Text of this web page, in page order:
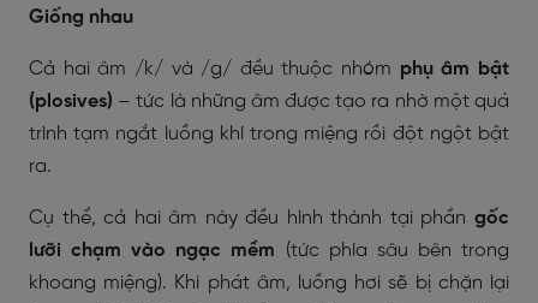
Giống nhau
Cả hai âm /k/ và /g/ đều thuộc nhóm phụ âm bật
(plosives) – tức là những âm được tạo ra nhờ một quá
trình tạm ngắt luồng khí trong miệng rồi đột ngột bật
ra.
Cụ thể, cả hai âm này đều hình thành tại phần gốc
lưỡi chạm vào ngạc mềm (tức phía sâu bên trong
khoang miệng). Khi phát âm, luồng hơi sẽ bị chặn lại